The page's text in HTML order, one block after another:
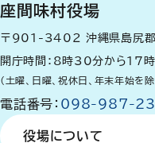
座間味村役場
〒901-3402 沖縄県島尻
開庁時間：8時30分から17
（土曜、日曜、祝休日、年末年始を除
電話番号： 098-987-
役場について